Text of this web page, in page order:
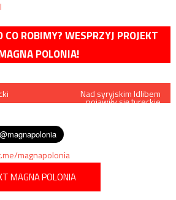
CO ROBIMY? WESPRZYJ PROJEKT
POLONIA!
Nad syryjskim Idlibem
pojawiły się tureckie
magnapolonia
MAGNA POLONIA